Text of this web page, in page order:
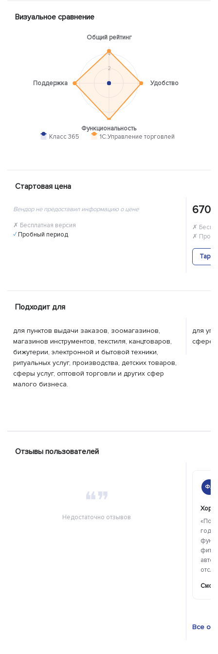
Визуальное сравнение
L
Общий рейтинг
Удобство
Функциональность
Поддержка -4
-2
0
2
4
6
8
Класс 365 1C:Управление торговлей
Стартовая цена
Вендор не предоставил информацию о цене
✗ Бесплатная версия
✓ Пробный период
✗
✗
Подходит для
для пунктов выдачи заказов, зоомагазинов,
магазинов инструментов, текстиля, канцтоваров,
бижутерии, электронной и бытовой техники,
ритуальных услуг, производства, детских товаров,
сферы услуг, оптовой торговли и других сфер
малого бизнеса.
для
сфере
Отзывы пользователей
❝❞
Недостаточно отзывов
ФА
год,
Все